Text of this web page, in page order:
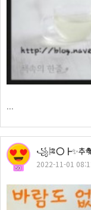
...
50
꧁🎏⭕┣✨추
2022-11-01